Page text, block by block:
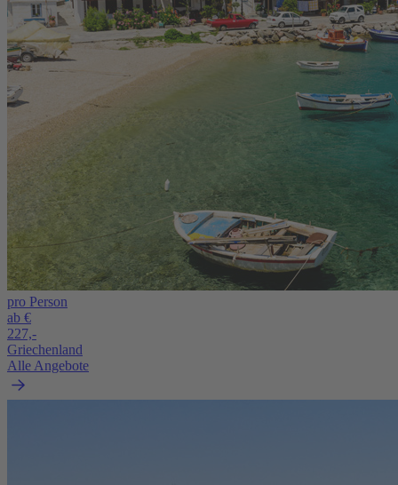
pro Person
ab €
227,-
Griechenland
Alle Angebote